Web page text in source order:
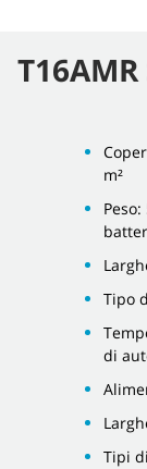
T16AMR
m²
Tipo
di
Tipi